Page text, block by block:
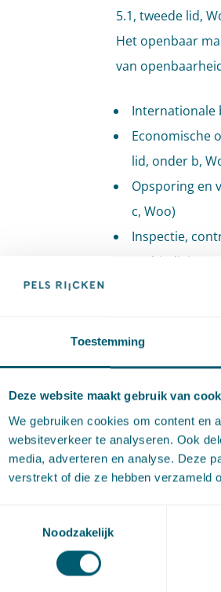
Toestemming
Deze website maakt gebruik van
We gebruiken cookies om content en
websiteverkeer te analyseren. Ook
media, adverteren en analyse. Deze
verstrekt of die ze hebben verzameld
Noodzakelijk
5.1, tweede lid,
Het openbaar
van
Internationale
Economische
lid, onder b,
Opsporing en
c, Woo)
Inspectie,
Eerbiediging
Woo)
Bescherming
Beveiliging
(artikel 5.1,
Goed
Woo)
a tot en met e
grotendeels